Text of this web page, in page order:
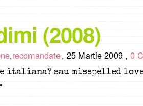
(2008)
,recomandate, 25 Martie 2009 , 0
italiana? sau misspelled